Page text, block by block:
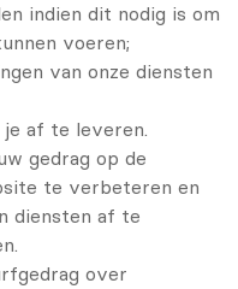
indien dit nodig is om
voeren;
van onze diensten
af te leveren.
gedrag op de
te verbeteren en
diensten af te
over